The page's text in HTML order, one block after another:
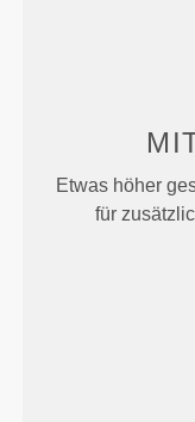
Etwas höher
für